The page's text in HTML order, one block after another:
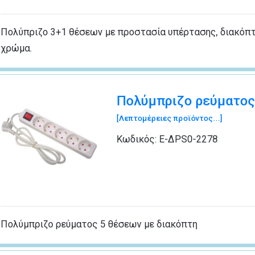
Πολύπριζο 3+1 θέσεων με προστασία υπέρτασης,
χρώμα.
Πολύμπριζο
[Λεπτομέρειες προϊόντος...]
Κωδικός: Ε-ΔΡS0-2278
Πολύμπριζο ρεύματος 5 θέσεων με διακόπτη